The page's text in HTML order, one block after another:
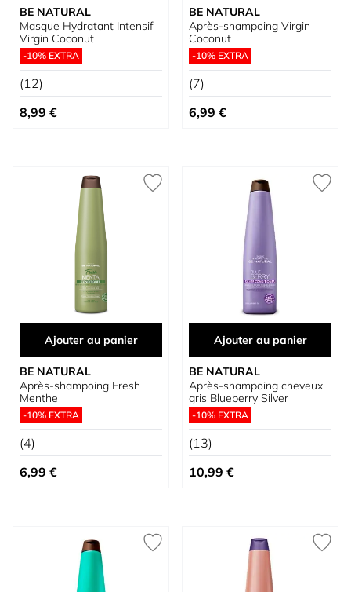
BE NATURAL
Masque Hydratant Intensif
Virgin Coconut
-10% EXTRA
(12)
8,99 €
BE NATURAL
Après-shampoing Virgin
Coconut
-10% EXTRA
(7)
6,99 €
Ajouter au panier
BE NATURAL
Après-shampoing Fresh
Menthe
-10% EXTRA
(4)
6,99 €
Ajouter au panier
BE NATURAL
Après-shampoing cheveux
gris Blueberry Silver
-10% EXTRA
(13)
10,99 €